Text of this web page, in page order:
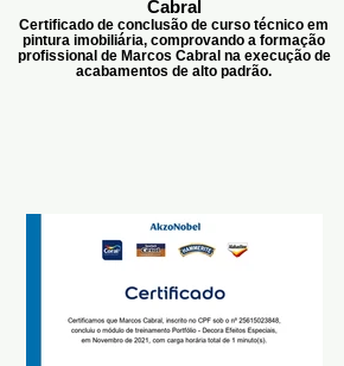
Cabral
Certificado de conclusão de curso técnico em
pintura imobiliária, comprovando a formação
profissional de Marcos Cabral na execução de
acabamentos de alto padrão.